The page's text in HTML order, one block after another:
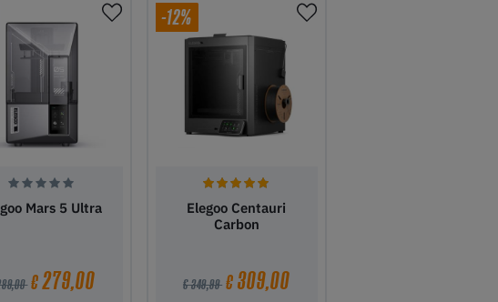
Mars 5 Ultra
€279,00
-12%
Elegoo Centauri
Carbon
€ 349,99 €309,00